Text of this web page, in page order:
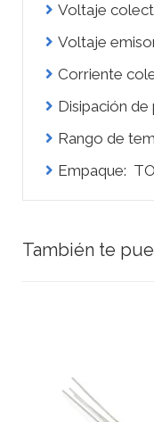
Voltaje
Voltaje
Corriente
Disipación de
Rango de
Empaque:
También te